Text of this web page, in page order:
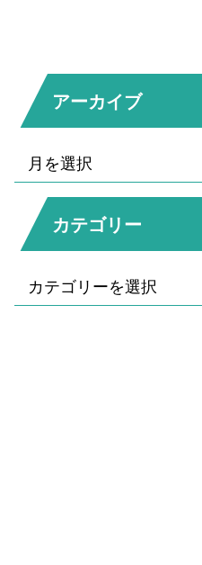
アーカイブ
カテゴリー